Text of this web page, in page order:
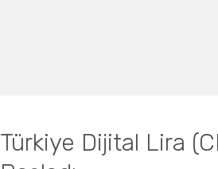
Türkiye Dijital Lira